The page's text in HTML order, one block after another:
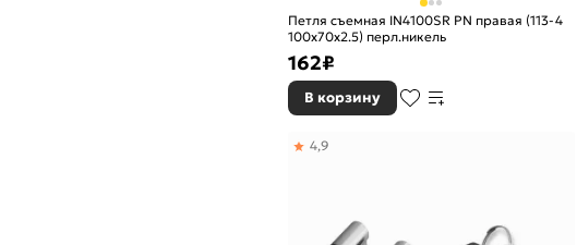
Петля съемная IN4100SR PN правая (113-4
100х70х2.5) перл.никель
162₽
В корзину
4,9